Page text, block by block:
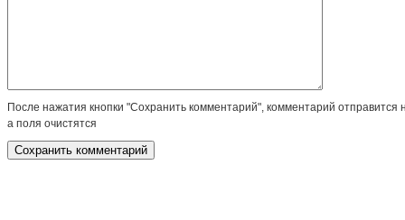
После нажатия кнопки "Сохранить комментарий", комментарий отправится
а поля очистятся